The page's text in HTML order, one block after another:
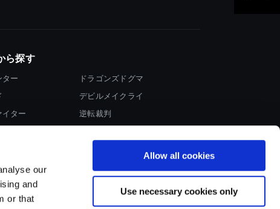
our
and
or that
Allow all cookies
Use necessary cookies only
ら探す
ター
イター
ドラゴンズドグマ
デビルメイクライ
逆転裁判